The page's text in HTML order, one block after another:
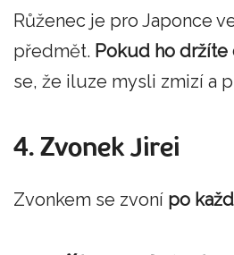
Růženec je pro Japonce
předmět. Pokud ho držíte
se, že iluze mysli zmizí a
4. Zvonek Jirei
Zvonkem se zvoní po